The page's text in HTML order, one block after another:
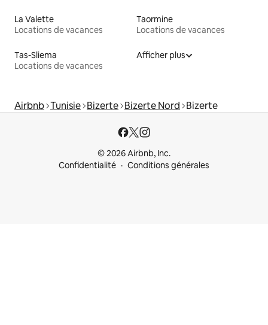
La Valette
Locations de vacances
Taormine
Locations de vacances
Tas-Sliema
Locations de vacances
Afficher plus
Airbnb Tunisie Bizerte Bizerte Nord Bizerte
© 2026 Airbnb, Inc.
Confidentialité
Conditions générales